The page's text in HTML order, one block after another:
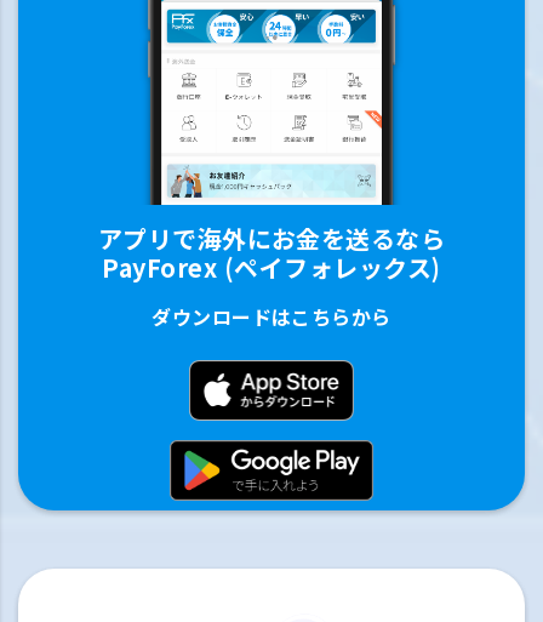
アプリで海外にお金を送るなら
PayForex (ペイフォレックス)
ダウンロードはこちらから